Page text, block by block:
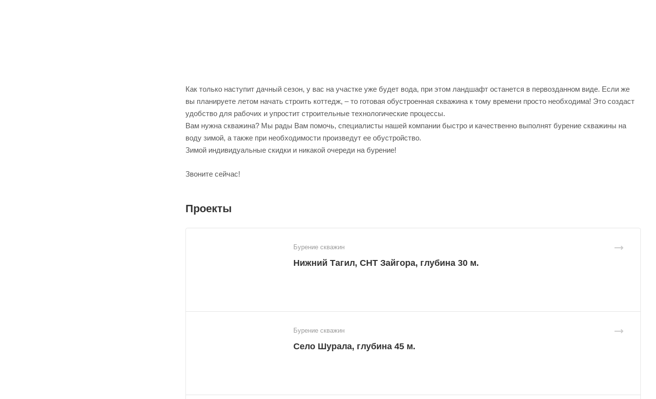
Как только наступит дачный сезон, у вас на участке уже будет вода, при этом ландшафт останется в первозданном виде. Если же
вы планируете летом начать строить коттедж, – то готовая обустроенная скважина к тому времени просто необходима! Это создаст
удобство для рабочих и упростит строительные технологические процессы.
Вам нужна скважина? Мы рады Вам помочь, специалисты нашей компании быстро и качественно выполнят бурение скважины на
воду зимой, а также при необходимости произведут ее обустройство.
Зимой индивидуальные скидки и никакой очереди на бурение!
Звоните сейчас!
Проекты
Бурение скважин
Нижний Тагил, СНТ Зайгора, глубина 30 м.
Бурение скважин
Село Шурала, глубина 45 м.